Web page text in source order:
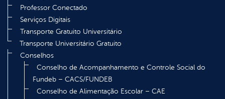
Professor Conectado
Serviços Digitais
Transporte Gratuito Universitário
Transporte Universitário Gratuito
Conselhos
Conselho de Acompanhamento e Controle Social do
Fundeb – CACS/FUNDEB
Conselho de Alimentação Escolar – CAE